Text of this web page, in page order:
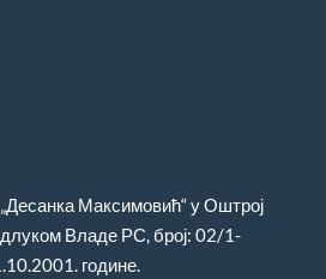
Максимовић“ у Оштрој
Владе РС, број: 02/1-
године.